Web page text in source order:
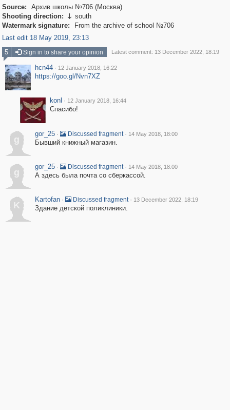
Source:
Архив школы №706 (Москва)
Shooting direction:  south
Watermark signature:
From the archive of school №706
Last edit 18 May 2019, 23:13
5
Sign in to share your opinion Latest comment: 13 December 2022, 18:19
hcn44 · 12 January 2018, 16:22
https://goo.gl/Nvn7XZ
konl · 12 January 2018, 16:44
Спасибо!
g
gor_25 · Discussed fragment · 14 May 2018, 18:00
Бывший книжный магазин.
g
gor_25 · Discussed fragment · 14 May 2018, 18:00
А здесь была почта со сберкассой.
K
Kartofan · Discussed fragment · 13 December 2022, 18:19
Здание детской поликлиники.